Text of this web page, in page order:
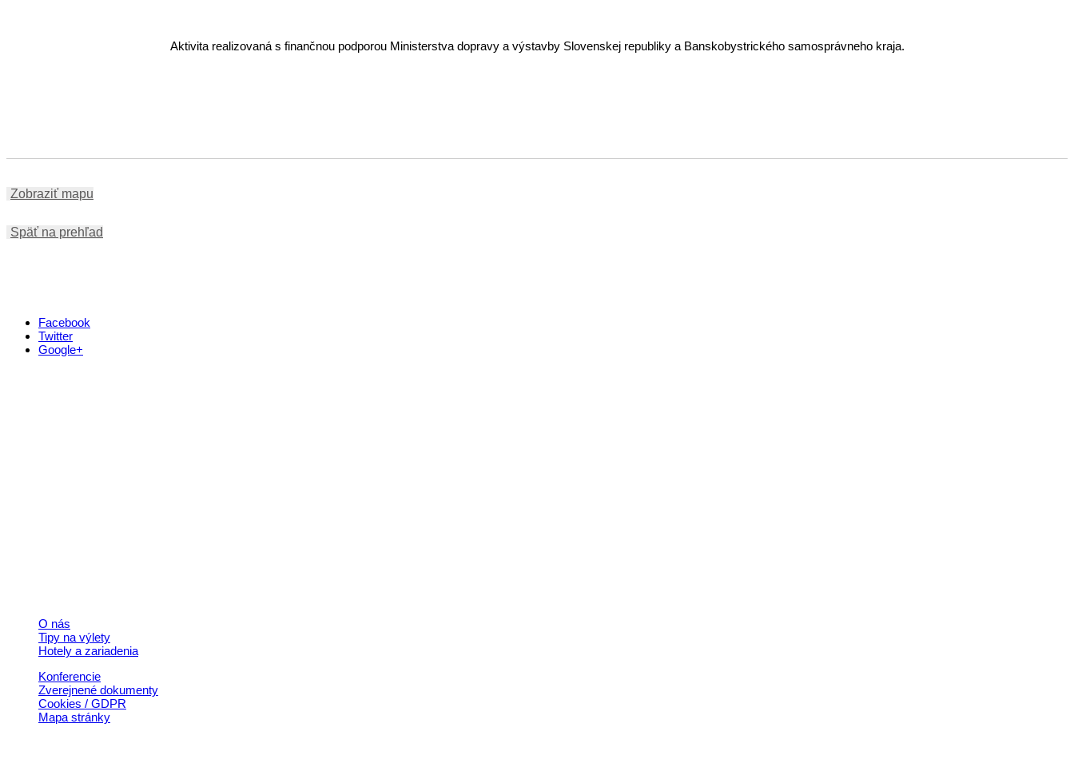
Aktivita realizovaná s finančnou podporou Ministerstva dopravy a výstavby Slovenskej republiky a Banskobystrického samosprávneho kraja.
Zobraziť mapu
Späť na prehľad
Facebook
Twitter
Google+
O nás
Tipy na výlety
Hotely a zariadenia
Konferencie
Zverejnené dokumenty
Cookies / GDPR
Mapa stránky